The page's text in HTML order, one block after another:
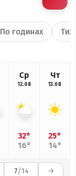
По годинах
Ср
12.08
32°
16°
Чт
13.08
25°
14°
7/14